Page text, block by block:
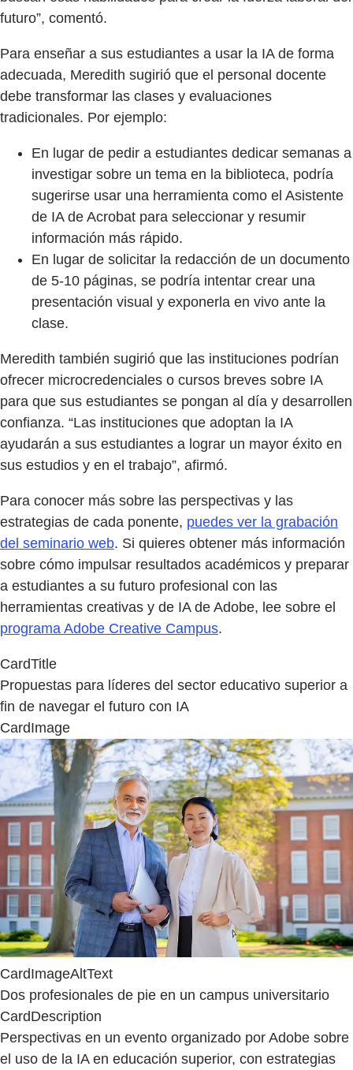
futuro”, comentó.
Para enseñar a sus estudiantes a usar la IA de forma
adecuada, Meredith sugirió que el personal docente
debe transformar las clases y evaluaciones
tradicionales. Por ejemplo:
En lugar de pedir a estudiantes dedicar semanas a
investigar sobre un tema en la biblioteca, podría
sugerirse usar una herramienta como el Asistente
de IA de Acrobat para seleccionar y resumir
información más rápido.
En lugar de solicitar la redacción de un documento
de 5-10 páginas, se podría intentar crear una
presentación visual y exponerla en vivo ante la
clase.
Meredith también sugirió que las instituciones podrían
ofrecer microcredenciales o cursos breves sobre IA
para que sus estudiantes se pongan al día y desarrollen
confianza. “Las instituciones que adoptan la IA
ayudarán a sus estudiantes a lograr un mayor éxito en
sus estudios y en el trabajo”, afirmó.
Para conocer más sobre las perspectivas y las
estrategias de cada ponente, puedes ver la grabación
del seminario web. Si quieres obtener más información
sobre cómo impulsar resultados académicos y preparar
a estudiantes a su futuro profesional con las
herramientas creativas y de IA de Adobe, lee sobre el
programa Adobe Creative Campus.
CardTitle
Propuestas para líderes del sector educativo superior a
fin de navegar el futuro con IA
CardImage
CardImageAltText
Dos profesionales de pie en un campus universitario
CardDescription
Perspectivas en un evento organizado por Adobe sobre
el uso de la IA en educación superior, con estrategias